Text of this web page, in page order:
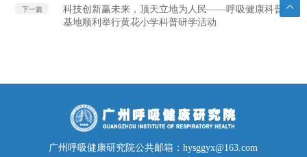
下一篇
科技创新赢未来，顶天立地为人民——呼吸健康科普
基地顺利举行黄花小学科普研学活动
广州呼吸健康研究院公共邮箱：hysggyx@163.com